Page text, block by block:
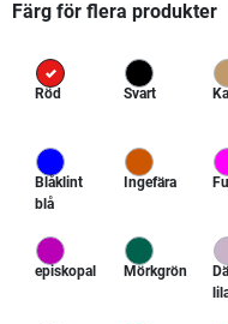
Färg för flera produkter
Röd Svart
Blåklint
blå
Ingefära
episkopal Mörkgrön